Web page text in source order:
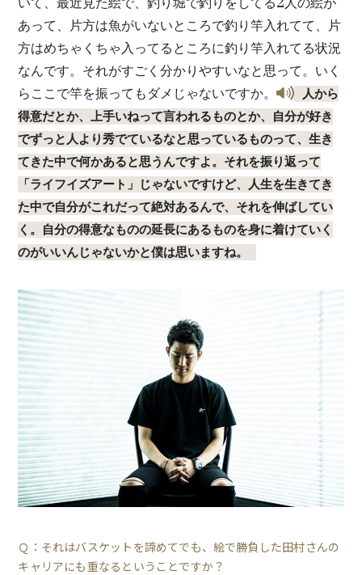
あって、片方は魚がいないところで釣り竿入れてて、片
方はめちゃくちゃ入ってるところに釣り竿入れてる状況
なんです。それがすごく分かりやすいなと思って。いく
らここで竿を振ってもダメじゃないですか。
人から
得意だとか、上手いねって言われるものとか、自分が好き
でずっと人より秀でているなと思っているものって、生き
てきた中で何かあると思うんですよ。それを振り返って
「ライフイズアート」じゃないですけど、人生を生きてき
た中で自分がこれだって絶対あるんで、それを伸ばしてい
く。自分の得意なものの延長にあるものを身に着けていく
のがいいんじゃないかと僕は思いますね。
Ｑ：それはバスケットを諦めてでも、絵で勝負した田村さんの
キャリアにも重なるということですか？